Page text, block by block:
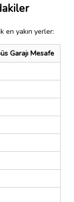
en yakın yerler:
Garajı Mesafe